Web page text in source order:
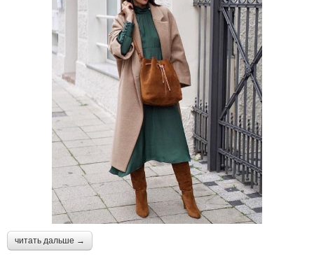
читать дальше →